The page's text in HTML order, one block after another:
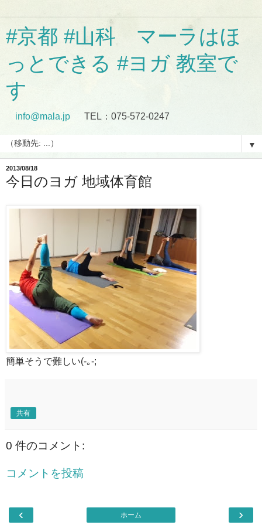
#京都 #山科 マーラはほ
っとできる #ヨガ 教室で
す
info@mala.jp TEL：075-572-0247
▼
2013/08/18
今日のヨガ 地域体育館
簡単そうで難しい(-｡-;
共有
0 件のコメント:
コメントを投稿
‹ ›
ホーム